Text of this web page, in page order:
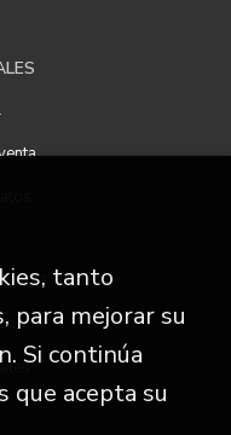
tanto
para mejorar su
Si continúa
que acepta su